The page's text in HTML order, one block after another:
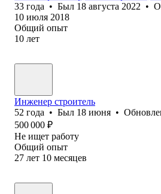
33 года • Был 18 августа 2022 •
10 июля 2018
Общий опыт
10 лет
Инженер строитель
52 года • Был 18 июня •
500 000 ₽
Не ищет работу
Общий опыт
27 лет 10 месяцев